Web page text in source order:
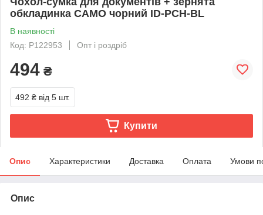
обкладинка CAMO чорний ID-PCH-BL
В наявності
Код: P122953
Опт і роздріб
494 ₴
492 ₴ від 5 шт.
Купити
Опис Характеристики Доставка Оплата Умови
Опис